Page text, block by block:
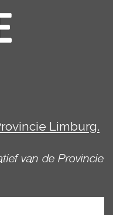
Limburg.
van de Provincie